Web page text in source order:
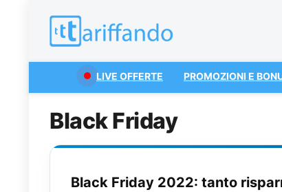
LIVE OFFERTE PROMOZIONI E
Black Friday
Black Friday 2022: tanto